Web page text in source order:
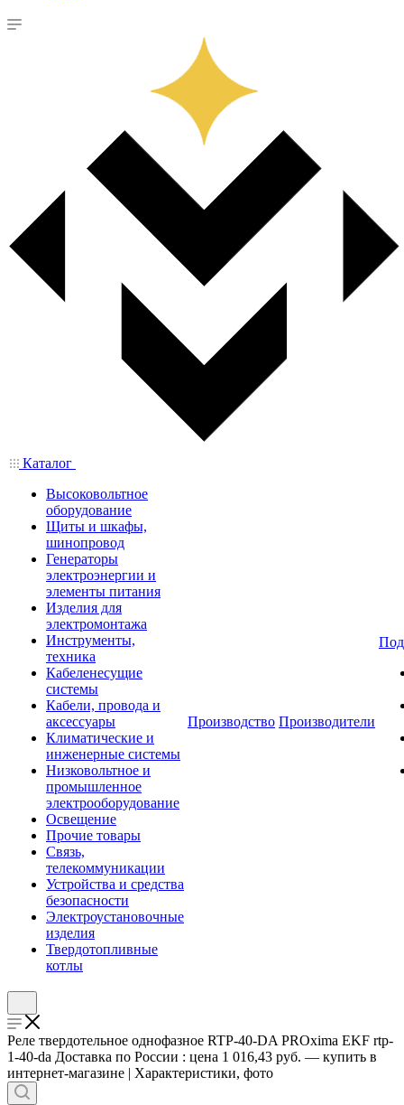
Каталог
Высоковольтное
оборудование
Щиты и шкафы,
шинопровод
Генераторы
электроэнергии и
элементы питания
Изделия для
электромонтажа
Инструменты,
техника
Кабеленесущие
системы
Кабели, провода и
аксессуары
Климатические и
инженерные системы
Низковольтное и
промышленное
электрооборудование
Освещение
Прочие товары
Связь,
телекоммуникации
Устройства и средства
безопасности
Электроустановочные
изделия
Твердотопливные
котлы
Производство Производители
Реле твердотельное однофазное RTP-40-DA PROxima EKF rtp-
1-40-da Доставка по России : цена 1 016,43 руб. — купить в
интернет-магазине | Характеристики, фото